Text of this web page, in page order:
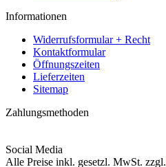
Informationen
Widerrufsformular + Recht
Kontaktformular
Öffnungszeiten
Lieferzeiten
Sitemap
Zahlungsmethoden
Social Media
Alle Preise inkl. gesetzl. MwSt. zzgl.